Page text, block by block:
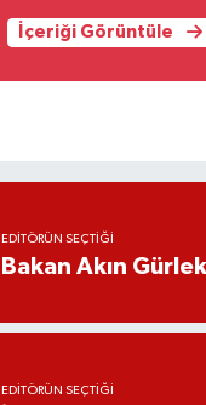
İçeriği Görüntüle
EDITÖRÜN SEÇTIĞI
Bakan Akın
EDITÖRÜN SEÇTIĞI